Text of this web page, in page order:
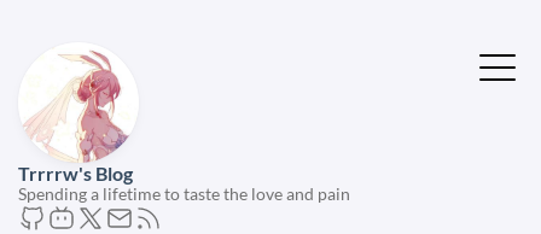
Trrrrw's Blog
Spending a lifetime to taste the love and pain